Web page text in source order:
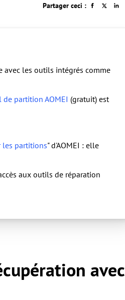
Partager ceci :
avec les outils intégrés comme
de partition AOMEI (gratuit) est
les partitions" d'AOMEI : elle
aux outils de réparation
avec